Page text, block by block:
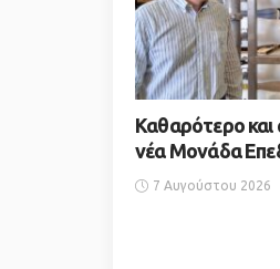
Καθαρότερο
νέα Μονάδα
7 Αυγούστου 2026